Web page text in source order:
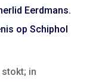
Eerdmans.
op Schiphol
in